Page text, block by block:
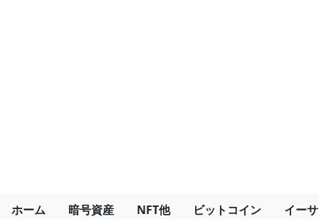
ホーム 暗号資産 NFT他 ビットコイン イー